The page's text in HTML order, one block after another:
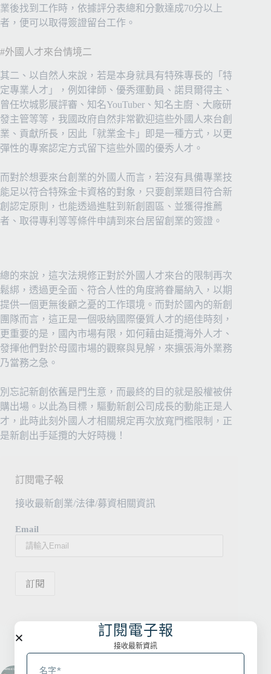
業後找到工作時，依據評分表總和分數達成70分以上
者，便可以取得簽證留台工作。
#外國人才來台情境二
其二、以自然人來說，若是本身就具有特殊專長的「特
定專業人才」，例如律師、優秀運動員、諾貝爾得主、
曾任坎城影展評審、知名YouTuber、知名主廚、大廠研
發主管等等，我國政府自然非常歡迎這些外國人來台創
業、貢獻所長，因此「就業金卡」即是一種方式，以更
彈性的專案認定方式留下這些外國的優秀人才。
而對於想要來台創業的外國人而言，若沒有具備專業技
能足以符合特殊金卡資格的對象，只要創業題目符合新
創認定原則，也能透過進駐到新創園區、並獲得推薦
者、取得專利等等條件申請到來台居留創業的簽證。
總的來說，這次法規修正對於外國人才來台的限制再次
鬆綁，透過更全面、符合人性的角度將眷屬納入，以期
提供一個更無後顧之憂的工作環境。而對於國內的新創
團隊而言，這正是一個吸納國際優質人才的絕佳時刻，
更重要的是，國內市場有限，如何藉由延攬海外人才、
發揮他們對於母國市場的觀察與見解，來擴張海外業務
乃當務之急。
別忘記新創依舊是門生意，而最終的目的就是股權被併
購出場。以此為目標，驅動新創公司成長的動能正是人
才，此時此刻外國人才相關規定再次放寬門檻限制，正
是新創出手延攬的大好時機！
訂閱電子報
接收最新創業/法律/募資相關資訊
Email
訂閱電子報
接收最新資訊